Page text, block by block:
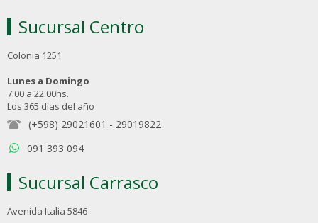
Sucursal Centro
Colonia 1251
Lunes a Domingo
7:00 a 22:00hs.
Los 365 días del año
(+598) 29021601 - 29019822
091 393 094
Sucursal Carrasco
Avenida Italia 5846